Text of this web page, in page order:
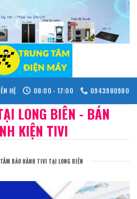
HỆ 08:00 - 17:00 0943980980
LONG BIÊN - BÁN
KIỆN TIVI
BẢO HÀNH TIVI TẠI LONG BIÊN